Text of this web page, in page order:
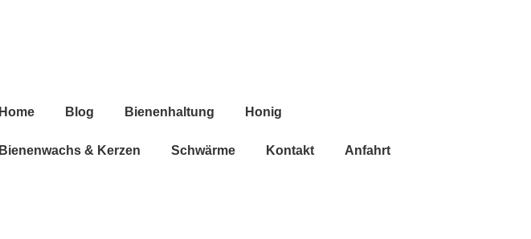
Home Blog Bienenhaltung Honig
Bienenwachs & Kerzen Schwärme Kontakt Anfahrt